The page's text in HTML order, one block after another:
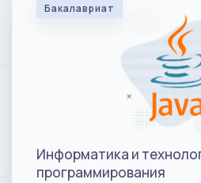
Бакалавриат
Информатика и
программирования